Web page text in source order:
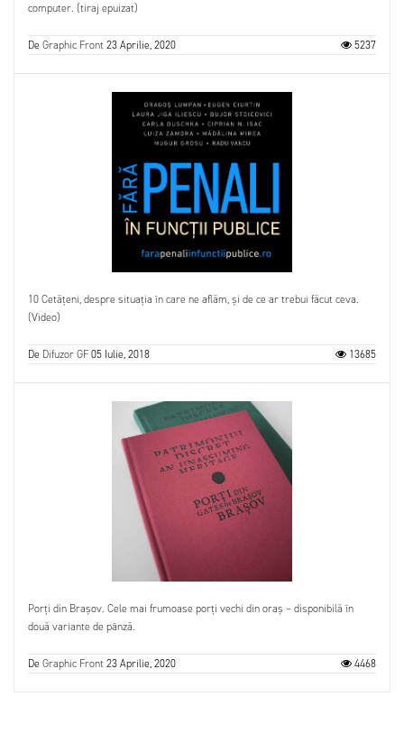
computer. (tiraj epuizat)
DeGraphic Front23 Aprilie, 2020 5237
10 Cetățeni, despre situația în care ne aflăm, și de ce ar trebui făcut ceva.
(Video)
De Difuzor GF05 Iulie, 2018 13685
Porți din Brașov. Cele mai frumoase porți vechi din oraș – disponibilă în
două variante de pânză.
DeGraphic Front23 Aprilie, 2020 4468